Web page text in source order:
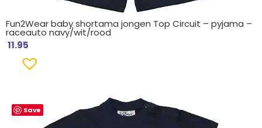
Fun2Wear baby shortama jongen Top Circuit – pyjama –
raceauto navy/wit/rood
11.95
Save